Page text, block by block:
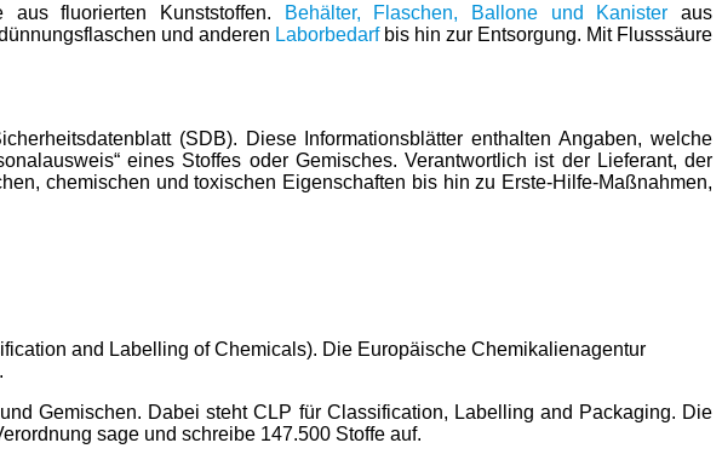
aus fluorierten Kunststoffen.
Behälter, Flaschen, Ballone und Kanister aus
und anderen Laborbedarfbis hin zur Entsorgung. Mit Flusssäure
(SDB). Diese Informationsblätter enthalten Angaben, welche
eines Stoffes oder Gemisches. Verantwortlich ist der Lieferant, der
chemischen und toxischen Eigenschaften bis hin zu Erste-Hilfe-Maßnahmen,
and Labelling of Chemicals). Die Europäische Chemikalienagentur
Gemischen. Dabei steht CLP für Classification, Labelling and Packaging. Die
sage und schreibe 147.500 Stoffe auf.